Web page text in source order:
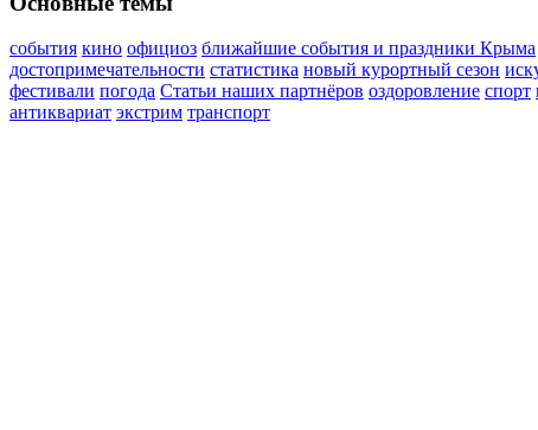
события кино официоз ближайшие события и праздники Крыма
достопримечательности статистика новый курортный сезон
фестивали погода Статьи наших партнёров оздоровление спорт
антиквариат экстрим транспорт